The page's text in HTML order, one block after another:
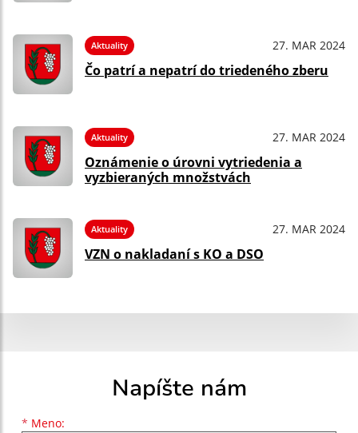
Aktuality 27. MAR 2024
Čo patrí a nepatrí do triedeného zberu
Aktuality 27. MAR 2024
Oznámenie o úrovni vytriedenia a
vyzbieraných množstvách
Aktuality 27. MAR 2024
VZN o nakladaní s KO a DSO
Napíšte nám
* Meno:
Meno
Priezvisko
E-mailová adresa